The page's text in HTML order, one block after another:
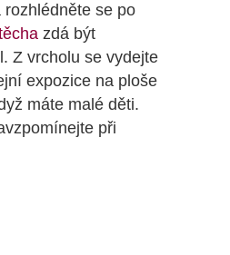
se po
zdá být
Z vrcholu se vydejte
expozice na ploše
máte malé děti.
při